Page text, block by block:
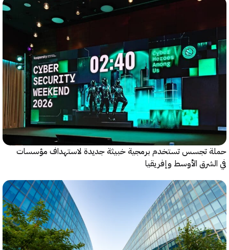
تجسس تستخدم برمجية خبيثة جديدة لاستهداف مؤسسات
الأوسط وإفريقيا